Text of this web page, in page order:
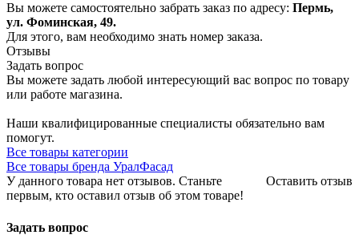
Вы можете самостоятельно забрать заказ по адресу: Пермь,
ул. Фоминская, 49.
Для этого, вам необходимо знать номер заказа.
Отзывы
Задать вопрос
Вы можете задать любой интересующий вас вопрос по товару
или работе магазина.
Наши квалифицированные специалисты обязательно вам
помогут.
Все товары категории
Все товары бренда УралФасад
Оставить отзыв
У данного товара нет отзывов. Станьте
первым, кто оставил отзыв об этом товаре!
Задать вопрос